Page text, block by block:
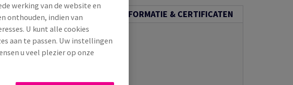
TECHNISCHE INFORMATIE & CERTIFICATEN
Toepassingen &
garanties
werking van de website en
onthouden, indien van
U kunt alle cookies
aan te passen. Uw instellingen
u veel plezier op onze